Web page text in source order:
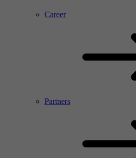
Career
Partners